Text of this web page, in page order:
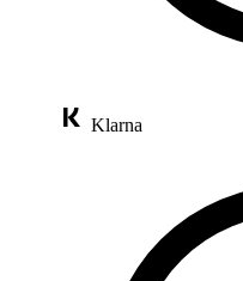
Klarna